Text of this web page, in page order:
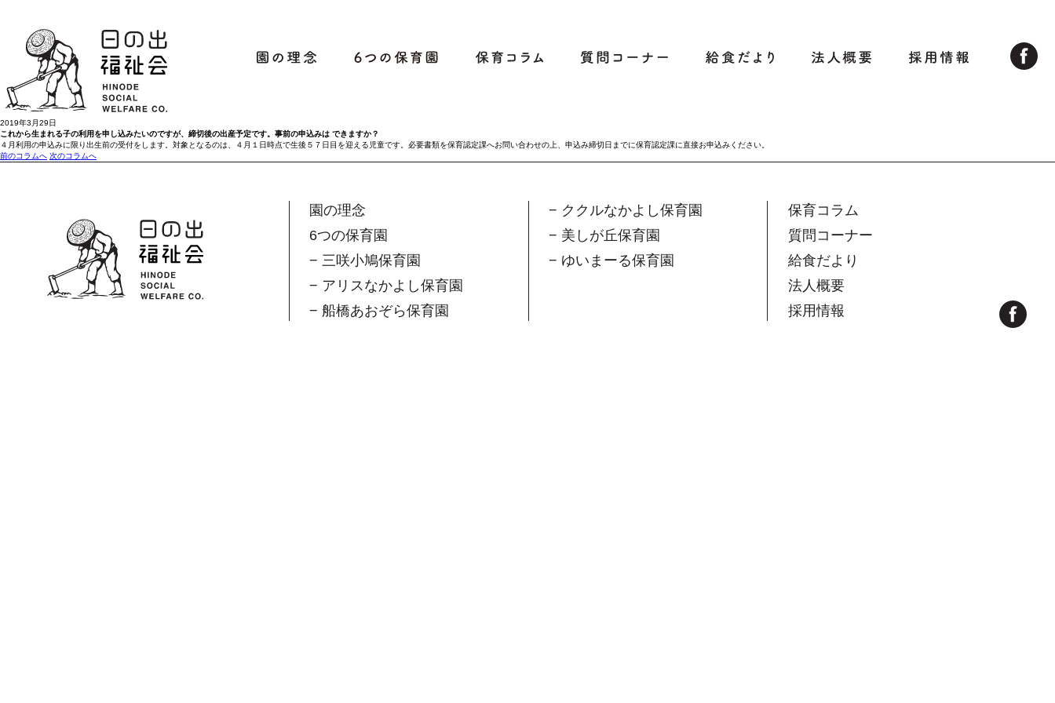
2019年3月29日
これから生まれる子の利用を申し込みたいのですが、締切後の出産予定です。事前の申込みは できますか？
４月利用の申込みに限り出生前の受付をします。対象となるのは、４月１日時点で生後５７日目を迎える児童です。必要書類を保育認定課へお問い合わせの上、申込み締切日までに保育認定課に直接お申込みください。
前のコラムへ 次のコラムへ
園の理念
6つの保育園
− 三咲小鳩保育園
− アリスなかよし保育園
− 船橋あおぞら保育園
− ククルなかよし保育園
− 美しが丘保育園
− ゆいまーる保育園
保育コラム
質問コーナー
給食だより
法人概要
採用情報